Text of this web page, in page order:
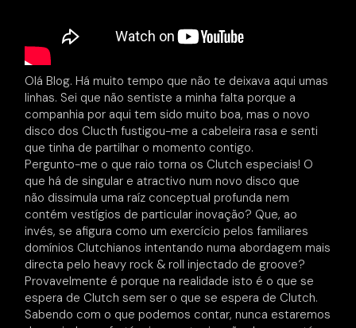
Olá Blog. Há muito tempo que não te deixava aqui umas
linhas. Sei que não sentiste a minha falta porque a
companhia por aqui tem sido muito boa, mas o novo
disco dos Clucth fustigou-me a cabeleira rasa e senti
que tinha de partilhar o momento contigo.
Pergunto-me o que raio torna os Clutch especiais! O
que há de singular e atractivo num novo disco que
não dissimula uma raíz conceptual profunda nem
contém vestígios de particular inovação? Que, ao
invés, se afigura como um exercício pelos familiares
domínios Clutchianos intentando numa abordagem mais
directa pelo heavy rock & roll injectado de groove?
Provavelmente é porque na realidade isto é o que se
espera de Clutch sem ser o que se espera de Clutch.
Sabendo com o que podemos contar, nunca estaremos